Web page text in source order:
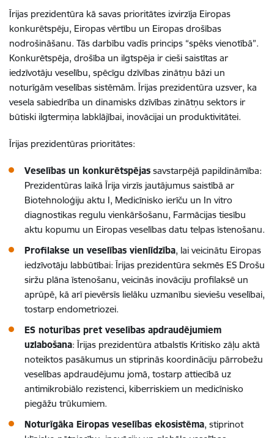
Īrijas prezidentūra kā savas prioritātes izvirzīja Eiropas
konkurētspēju, Eiropas vērtību un Eiropas drošības
nodrošināšanu. Tās darbību vadīs princips “spēks vienotībā”.
Konkurētspēja, drošība un ilgtspēja ir cieši saistītas ar
iedzīvotāju veselību, spēcīgu dzīvības zinātņu bāzi un
noturīgām veselības sistēmām. Īrijas prezidentūra uzsver, ka
vesela sabiedrība un dinamisks dzīvības zinātņu sektors ir
būtiski ilgtermiņa labklājībai, inovācijai un produktivitātei.
Īrijas prezidentūras prioritātes:
Veselības un konkurētspējas savstarpējā papildināmība:
Prezidentūras laikā Īrija virzīs jautājumus saistībā ar
Biotehnoloģiju aktu I, Medicīnisko ierīču un In vitro
diagnostikas regulu vienkāršošanu, Farmācijas tiesību
aktu kopumu un Eiropas veselības datu telpas īstenošanu.
Profilakse un veselības vienlīdzība, lai veicinātu Eiropas
iedzīvotāju labbūtībai: Īrijas prezidentūra sekmēs ES Drošu
siržu plāna īstenošanu, veicinās inovāciju profilaksē un
aprūpē, kā arī pievērsīs lielāku uzmanību sieviešu veselībai,
tostarp endometriozei.
ES noturības pret veselības apdraudējumiem
uzlabošana: Īrijas prezidentūra atbalstīs Kritisko zāļu aktā
noteiktos pasākumus un stiprinās koordināciju pārrobežu
veselības apdraudējumu jomā, tostarp attiecībā uz
antimikrobiālo rezistenci, kiberriskiem un medicīnisko
piegāžu trūkumiem.
Noturīgāka Eiropas veselības ekosistēma, stiprinot